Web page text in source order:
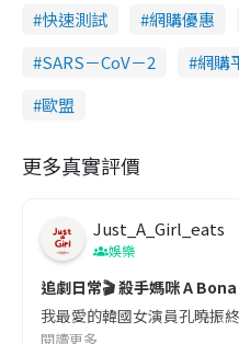
快速測試
網購優惠
SARS－CoV－2
網購
歐盟
更多真實評價
Just_A_Girl_eats
娛樂
追劇日常🎬 殺手媽咪 A
我最愛的韓國女演員孔曉振
閱讀更多